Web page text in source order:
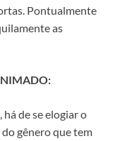
Pontualmente
as
de se elogiar o
gênero que tem